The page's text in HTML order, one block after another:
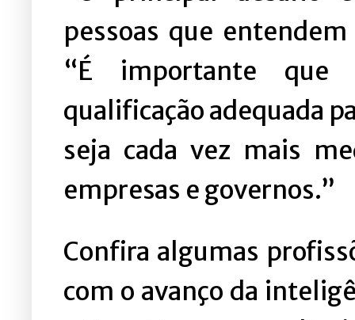
pessoas que
“É importante que
qualificação adequada
seja cada vez mais
empresas e governos.”
Confira algumas
com o avanço da